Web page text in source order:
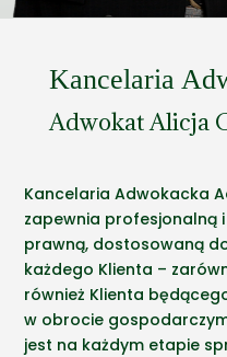
Kancelaria
Adwokat Alicja
Kancelaria Adwokacka
zapewnia profesjonalną
prawną, dostosowaną
każdego Klienta –
również Klienta
w obrocie
jest na każdym etapie